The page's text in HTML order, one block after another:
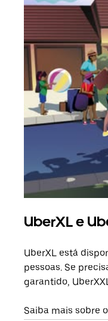
UberXL e
UberXL está
pessoas. Se
garantido,
Saiba mais sobre